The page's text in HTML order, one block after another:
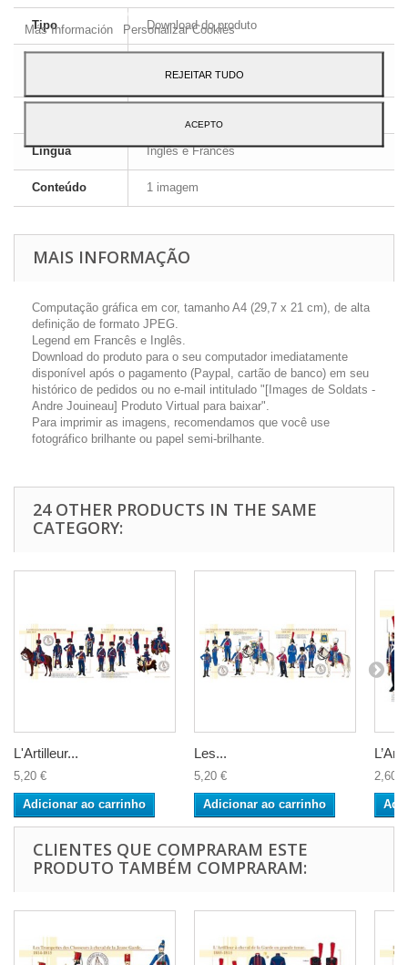
Tipo Download do produto
JPEG HD
Língua Inglês e Francês
Conteúdo 1 imagem
MAIS INFORMAÇÃO
Computação gráfica em cor, tamanho A4 (29,7 x 21 cm), de alta
definição de formato JPEG.
Legend em Francês e Inglês.
Download do produto para o seu computador imediatamente
disponível após o pagamento (Paypal, cartão de banco) em seu
histórico de pedidos ou no e-mail intitulado "[Images de Soldats -
Andre Jouineau] Produto Virtual para baixar".
Para imprimir as imagens, recomendamos que você use
fotográfico brilhante ou papel semi-brilhante.
24 OTHER PRODUCTS IN THE SAME
CATEGORY:
L'Artilleur...
5,20 €
Adicionar ao carrinho
Les...
5,20 €
Adicionar ao carrinho
2,60 €
CLIENTES QUE COMPRARAM ESTE
PRODUTO TAMBÉM COMPRARAM:
ao seu uso, pressione o botão Aceito.
Más Información
Personalizar Cookies
REJEITAR TUDO
ACEPTO